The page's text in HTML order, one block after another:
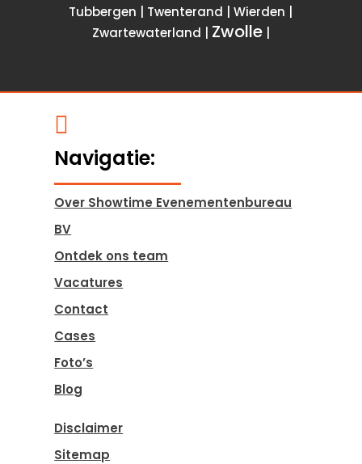
Tubbergen | Twenterand | Wierden |
Zwartewaterland | Zwolle|

Navigatie:
Over Showtime Evenementenbureau
BV
Ontdek ons team
Vacatures
Contact
Cases
Foto’s
Blog
Disclaimer
Sitemap